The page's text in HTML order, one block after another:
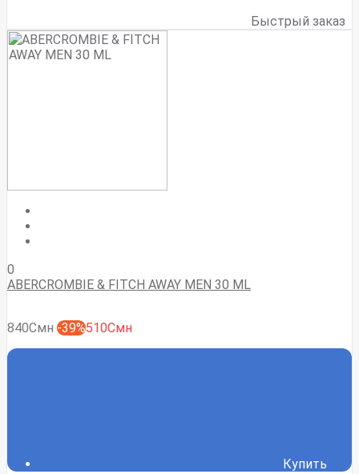
Быстрый заказ
0
ABERCROMBIE & FITCH AWAY MEN 30 ML
840Смн -39%510Смн
Купить